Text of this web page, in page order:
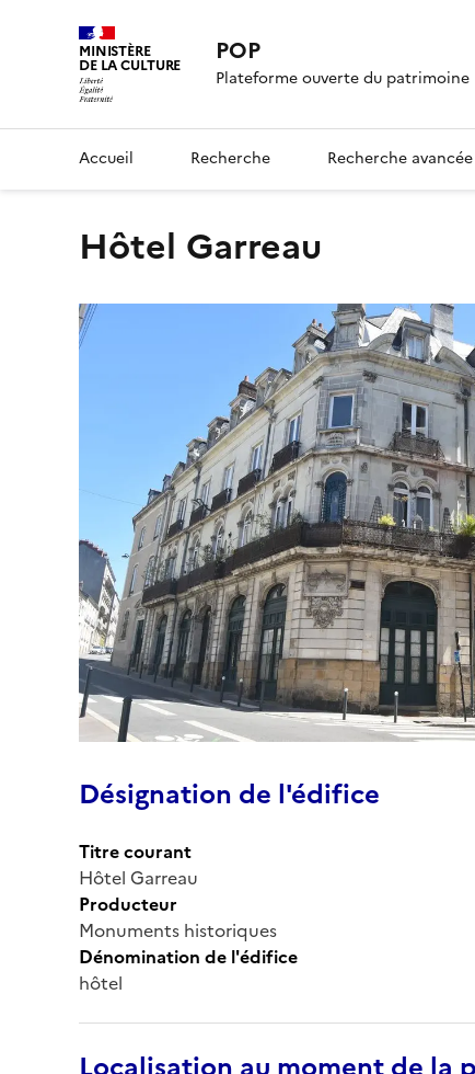
MINISTÈRE
DE LA CULTURE POP
Plateforme ouverte du patrimoine
Accueil Recherche Recherche avancée
Hôtel Garreau
Désignation de l'édifice
Titre courant
Hôtel Garreau
Producteur
Monuments historiques
Dénomination de l'édifice
hôtel